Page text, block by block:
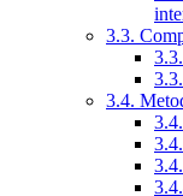
3.3.
3.4.